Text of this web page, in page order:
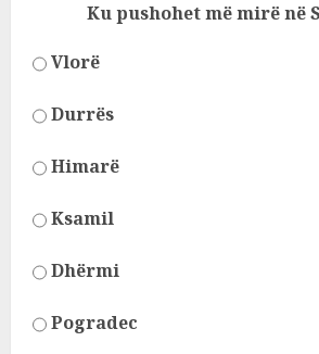
Ku pushohet më mirë në
Vlorë
Durrës
Himarë
Ksamil
Dhërmi
Pogradec